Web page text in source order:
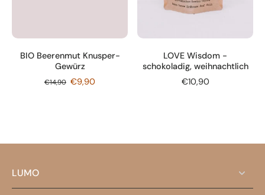
BIO Beerenmut Knusper-
Gewürz
€14,90 €9,90
LOVE Wisdom -
schokoladig, weihnachtlich
€10,90
LUMO